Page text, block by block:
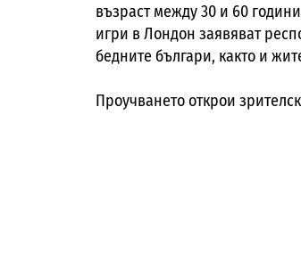
възраст между 30 и 60
игри в Лондон заявяват
бедните българи, както и
Проучването открои